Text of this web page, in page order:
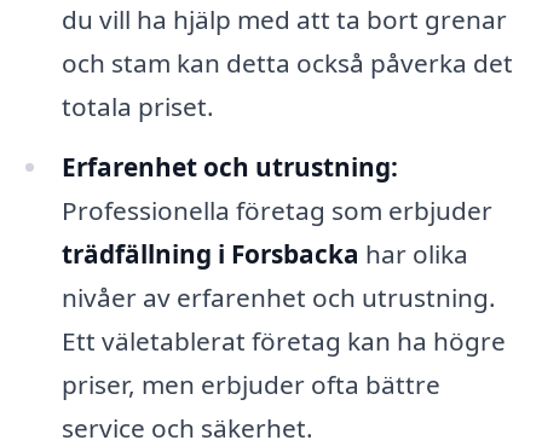
du vill ha hjälp med att ta bort grenar
och stam kan detta också påverka det
totala priset.
Erfarenhet och utrustning:
Professionella företag som erbjuder
trädfällning i Forsbacka har olika
nivåer av erfarenhet och utrustning.
Ett väletablerat företag kan ha högre
priser, men erbjuder ofta bättre
service och säkerhet.